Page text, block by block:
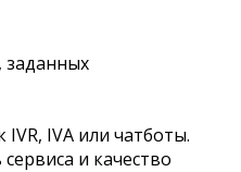
заданных
IVA или чатботы.
и качество